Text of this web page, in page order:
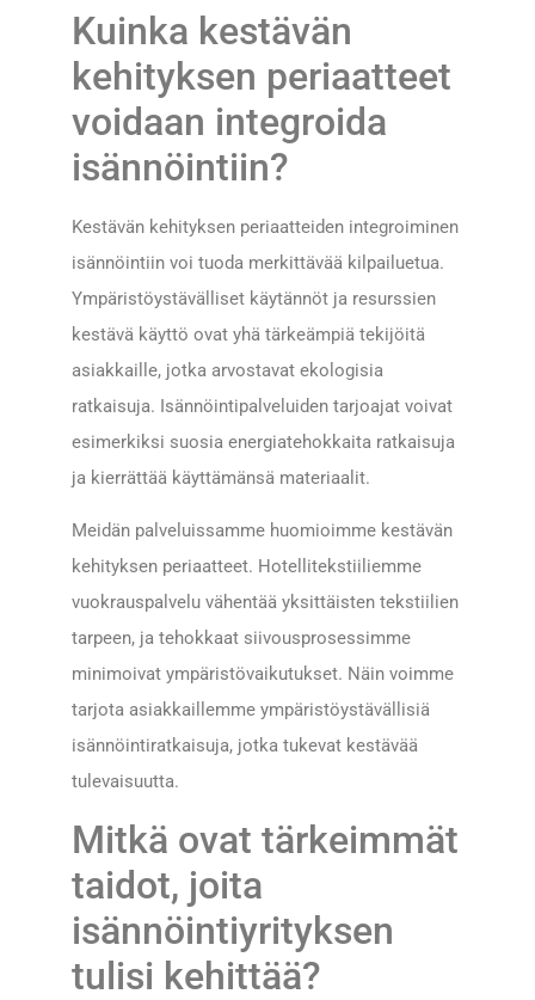
Kuinka kestävän
kehityksen periaatteet
voidaan integroida
isännöintiin?
Kestävän kehityksen periaatteiden integroiminen
isännöintiin voi tuoda merkittävää kilpailuetua.
Ympäristöystävälliset käytännöt ja resurssien
kestävä käyttö ovat yhä tärkeämpiä tekijöitä
asiakkaille, jotka arvostavat ekologisia
ratkaisuja. Isännöintipalveluiden tarjoajat voivat
esimerkiksi suosia energiatehokkaita ratkaisuja
ja kierrättää käyttämänsä materiaalit.
Meidän palveluissamme huomioimme kestävän
kehityksen periaatteet. Hotellitekstiiliemme
vuokrauspalvelu vähentää yksittäisten tekstiilien
tarpeen, ja tehokkaat siivousprosessimme
minimoivat ympäristövaikutukset. Näin voimme
tarjota asiakkaillemme ympäristöystävällisiä
isännöintiratkaisuja, jotka tukevat kestävää
tulevaisuutta.
Mitkä ovat tärkeimmät
taidot, joita
isännöintiyrityksen
tulisi kehittää?